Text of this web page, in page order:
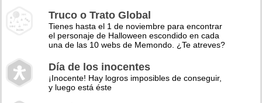
Truco o Trato Global
Tienes hasta el 1 de noviembre para encontrar
el personaje de Halloween escondido en cada
una de las 10 webs de Memondo. ¿Te atreves?
Día de los inocentes
¡Inocente! Hay logros imposibles de conseguir,
y luego está éste